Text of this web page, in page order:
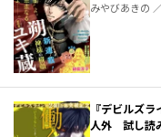
みやびあきの ／白浜鴎 ／白浜鴎 ／佐藤宏海 ／カワハラ恋 ／モコ ／宮城みち ／中村光 ／北駒生 ／堀尾省太 ／諸星大二郎 ／夏本季実 ／土塚理弘 ／鎌谷悠希 ／蛇蔵 ／鈴木ツタ ／たら子 ／宮崎夏次系 ／坂木原レム ／クマガエ ／宮澤ひしを ／花田陵 ／束ユムコ ／岸川瑞樹 ／竹谷州史 ／オノ・ナツメ ／コンノトヒロ ／雨瀬シオリ ／ＴＡＧＲＯ ／三宅乱丈 ／速水螺旋人 ／渡辺ペコ ／大澄剛 ／日暮キノコ ／綿貫芳子 ／ancou ／押切蓮介 ／新田章 ／鳥飼茜 ／北森サイ
『デビルズラ
人外 試し読